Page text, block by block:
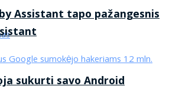
sukurti savo Android
Assistant tapo pažangesnis